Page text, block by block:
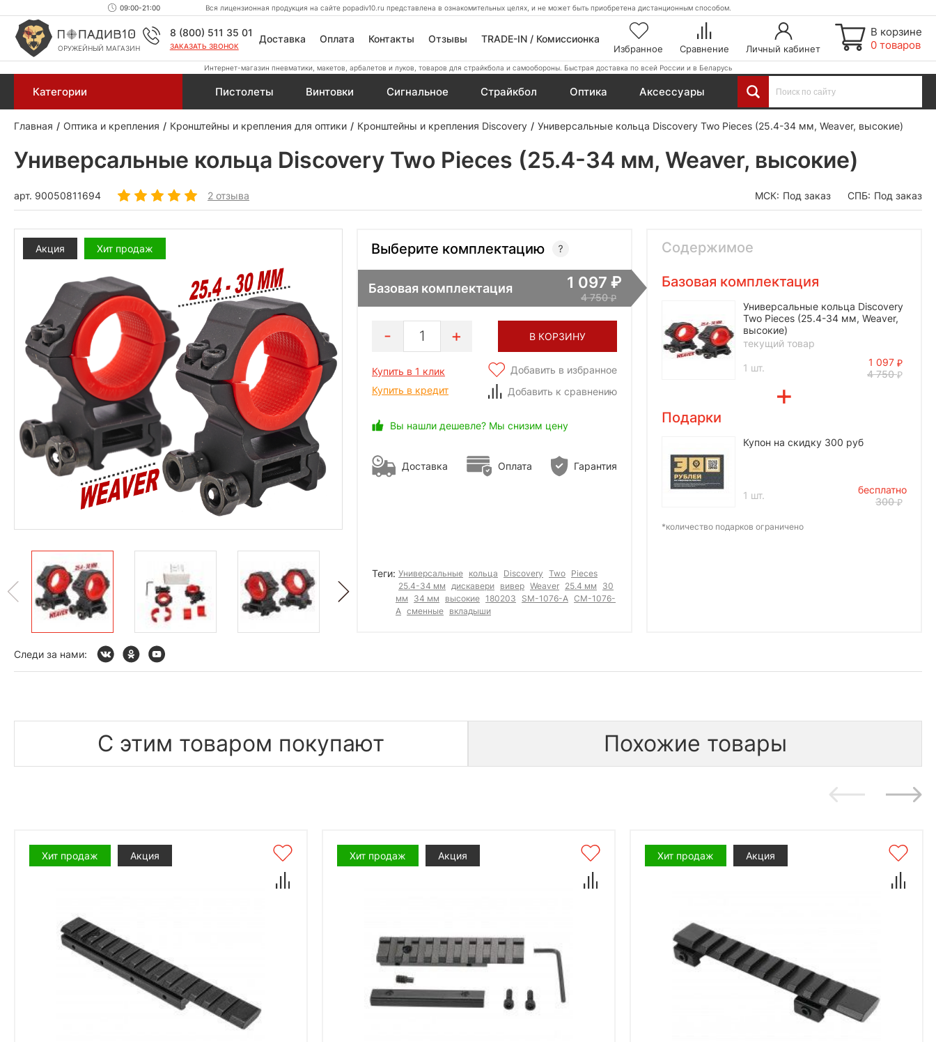
09:00-21:00 Вся лицензионная продукция на сайте popadiv10.ru представлена в ознакомительных целях, и не может быть приобретена дистанционным способом.
ОРУЖЕЙНЫЙ МАГАЗИН
8 (800) 511 35 01
ЗАКАЗАТЬ ЗВОНОК
Доставка Оплата Контакты Отзывы TRADE-IN / Комиссионка
Избранное Сравнение Личный кабинет
В корзине
0 товаров
Интернет-магазин пневматики, макетов, арбалетов и луков, товаров для страйкбола и самообороны. Быстрая доставка по всей России и в Беларусь
Категории Пистолеты Винтовки Сигнальное Страйкбол Оптика Аксессуары
Главная Оптика и крепления Кронштейны и крепления для оптики Кронштейны и крепления Discovery Универсальные кольца Discovery Two Pieces (25.4-34 мм, Weaver, высокие)
Универсальные кольца Discovery Two Pieces (25.4-34 мм, Weaver, высокие)
арт. 90050811694 2 отзыва МСК: Под заказ СПБ: Под заказ
Акция Хит продаж Выберите комплектацию
Базовая комплектация 1 097
4 750
1 В КОРЗИНУ
Купить в 1 клик
Купить в кредит
Добавить в избранное
Добавить к сравнению
Вы нашли дешевле? Мы снизим цену
Доставка Оплата Гарантия
Теги: Универсальные кольца Discovery Two Pieces
25.4-34 мм
дискавери вивер Weaver 25.4 мм
30
мм
34 мм высокие 180203 SM-1076-A СМ-1076-
А сменные вкладыши
Содержимое
Базовая комплектация
Универсальные кольца Discovery
Two Pieces (25.4-34 мм, Weaver,
высокие)
текущий товар
1 шт.
1 097
4 750
Подарки
Купон на скидку 300 руб
1 шт.
бесплатно
300
*количество подарков ограничено
Следи за нами:
С этим товаром покупают Похожие товары
Хит продаж Акция Хит продаж Акция Хит продаж Акция